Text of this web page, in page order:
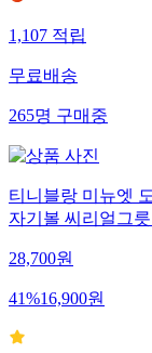
1,107적립
무료배송
265명구매중
티니블랑 미뉴엣
자기볼 씨리얼그
28,700원
41%16,900원